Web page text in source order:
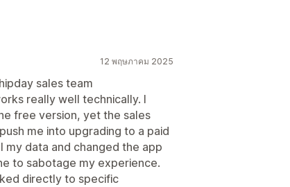
12 พฤษภาคม 2025
sales team
really well technically. I
free version, yet the sales
me into upgrading to a paid
my data and changed the app
to sabotage my experience.
directly to specific